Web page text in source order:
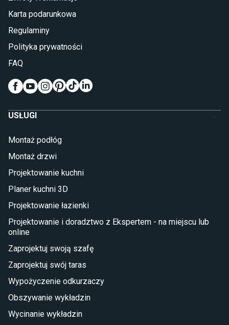
Łóżka z pojemnikiem
Materace piankowe
Kinkiety do sypialni
Pokój dziecięcy
Meble do pokoju dziecięcego
Komody dla dzieci
Łóżka dla dziecka (młodzieżowe)
Taras i balkon
Sztuczna trawa miękka
Koce i pledy
Płytki na balkon
Lampy stojące LED
Płytki
Płytki Cersanit
Płytki wielkoformatowe
Glazura
Płytki marmurowe
Karta podarunkowa
Regulaminy
Polityka prywatności
FAQ
USŁUGI
Montaż podłóg
Montaż drzwi
Projektowanie kuchni
Planer kuchni 3D
Projektowanie łazienki
Projektowanie i doradztwo z Ekspertem - na miejscu lub
online
Zaprojektuj swoją szafę
Zaprojektuj swój taras
Wypożyczenie odkurzaczy
Obszywanie wykładzin
Wycinanie wykładzin